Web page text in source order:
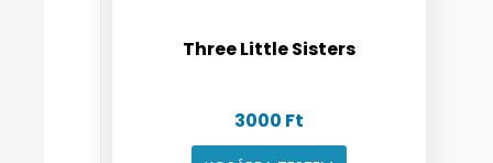
Three Little Sisters
3000 Ft